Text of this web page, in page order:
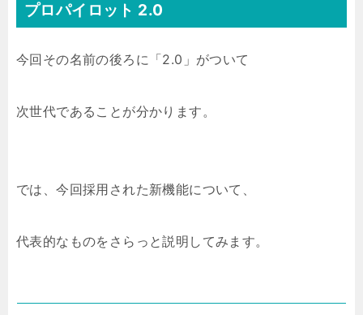
プロパイロット 2.0
今回その名前の後ろに「2.0」がついて
次世代であることが分かります。
では、今回採用された新機能について、
代表的なものをさらっと説明してみます。